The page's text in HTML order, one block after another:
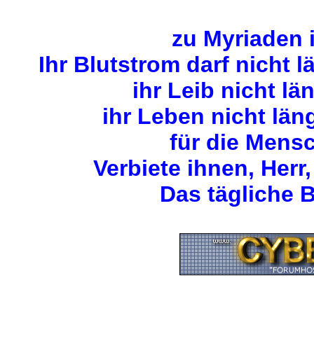
zu Myriaden
Ihr Blutstrom darf nicht
ihr Leib nicht
ihr Leben nicht
für die
Verbiete ihnen,
Das tägliche